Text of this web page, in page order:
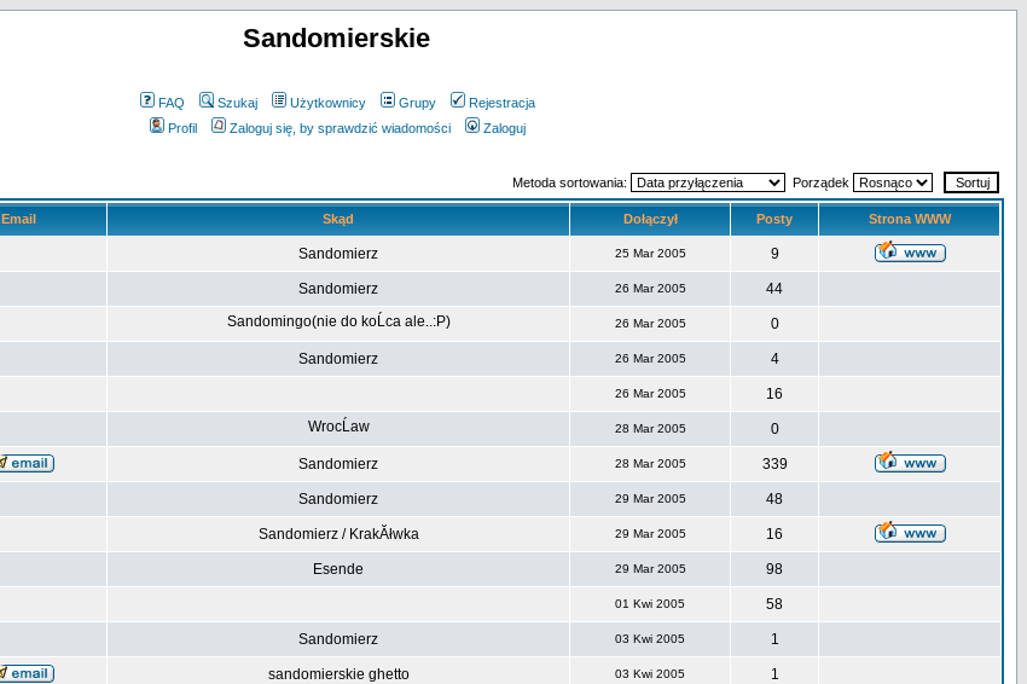
Sandomierskie
FAQ Szukaj Użytkownicy Grupy
Rejestracja
Profil
Zaloguj się, by sprawdzić wiadomości Zaloguj
Metoda sortowania: Porządek
Email Skąd Dołączył Posty Strona WWW
Sandomierz 25 Mar 2005 9
Sandomierz 26 Mar 2005 44
Sandomingo(nie do koĹca ale..:P) 26 Mar 2005 0
Sandomierz 26 Mar 2005 4
26 Mar 2005 16
WrocĹaw 28 Mar 2005 0
Sandomierz 28 Mar 2005 339
Sandomierz 29 Mar 2005 48
Sandomierz / KrakĂłwka 29 Mar 2005 16
Esende 29 Mar 2005 98
01 Kwi 2005 58
Sandomierz 03 Kwi 2005 1
sandomierskie ghetto 03 Kwi 2005 1